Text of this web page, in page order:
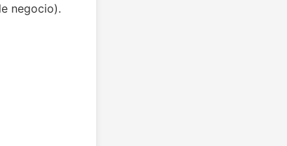
negocio).